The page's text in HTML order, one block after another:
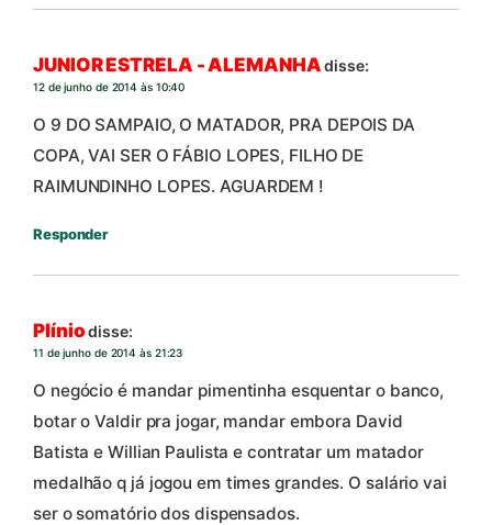
JUNIOR ESTRELA - ALEMANHA disse:
12 de junho de 2014 às 10:40
O 9 DO SAMPAIO, O MATADOR, PRA DEPOIS DA
COPA, VAI SER O FÁBIO LOPES, FILHO DE
RAIMUNDINHO LOPES. AGUARDEM !
Responder
Plíniodisse:
11 de junho de 2014 às 21:23
O negócio é mandar pimentinha esquentar o banco,
botar o Valdir pra jogar, mandar embora David
Batista e Willian Paulista e contratar um matador
medalhão q já jogou em times grandes. O salário vai
ser o somatório dos dispensados.